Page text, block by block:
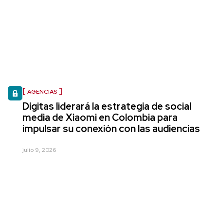
AGENCIAS
Digitas liderará la estrategia de social
media de Xiaomi en Colombia para
impulsar su conexión con las audiencias
julio 9, 2026